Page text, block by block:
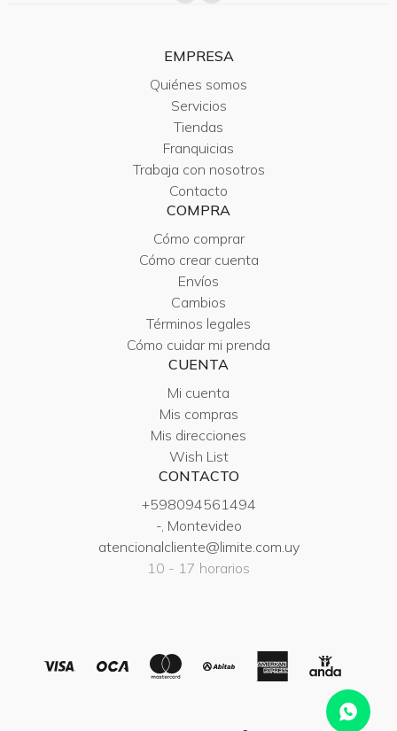
EMPRESA
Quiénes somos
Servicios
Tiendas
Franquicias
Trabaja con nosotros
Contacto
COMPRA
Cómo comprar
Cómo crear cuenta
Envíos
Cambios
Términos legales
Cómo cuidar mi prenda
CUENTA
Mi cuenta
Mis compras
Mis direcciones
Wish List
CONTACTO
+598094561494
-, Montevideo
atencionalcliente@limite.com.uy
10 - 17 horarios